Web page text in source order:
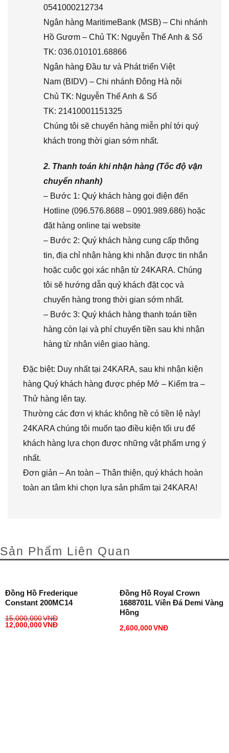
0541000212734
Ngân hàng MaritimeBank (MSB) – Chi nhánh
Hồ Gươm – Chủ TK: Nguyễn Thế Anh & Số
TK: 036.010101.68866
Ngân hàng Đầu tư và Phát triển Việt
Nam (BIDV) – Chi nhánh Đông Hà nội
Chủ TK: Nguyễn Thế Anh & Số
TK: 21410001151325
Chúng tôi sẽ chuyển hàng miễn phí tới quý
khách trong thời gian sớm nhất.
2. Thanh toán khi nhận hàng (Tốc độ vận
chuyển nhanh)
– Bước 1: Quý khách hàng gọi điện đến
Hotline (096.576.8688 – 0901.989.686) hoặc
đặt hàng online tại website
– Bước 2: Quý khách hàng cung cấp thông
tin, địa chỉ nhận hàng khi nhận được tin nhắn
hoặc cuộc gọi xác nhận từ 24KARA. Chúng
tôi sẽ hướng dẫn quý khách đặt cọc và
chuyển hàng trong thời gian sớm nhất.
– Bước 3: Quý khách hàng thanh toán tiền
hàng còn lại và phí chuyển tiền sau khi nhận
hàng từ nhân viên giao hàng.
Đặc biệt: Duy nhất tại 24KARA, sau khi nhận kiện
hàng Quý khách hàng được phép Mở – Kiểm tra –
Thử hàng lên tay.
Thường các đơn vị khác không hề có tiền lệ này!
24KARA chúng tôi muốn tạo điều kiện tối ưu để
khách hàng lựa chọn được những vật phẩm ưng ý
nhất.
Đơn giản – An toàn – Thân thiện, quý khách hoàn
toàn an tâm khi chọn lựa sản phẩm tại 24KARA!
Sản Phẩm Liên Quan
Đồng Hồ Frederique
Constant 200MC14
15,000,000VNĐ
12,000,000VNĐ
Đồng Hồ Royal Crown
1688701L Viền Đá Demi Vàng
Hồng
2,600,000VNĐ